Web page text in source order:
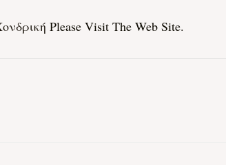
Please Visit The Web Site.